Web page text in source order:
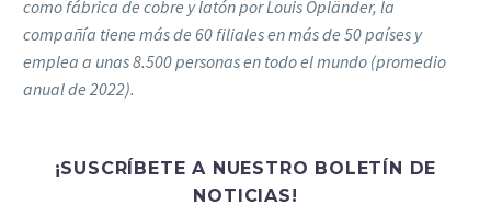
como fábrica de cobre y latón por Louis Opländer, la
compañía tiene más de 60 filiales en más de 50 países y
emplea a unas 8.500 personas en todo el mundo (promedio
anual de 2022).
¡SUSCRÍBETE A NUESTRO BOLETÍN DE
NOTICIAS!